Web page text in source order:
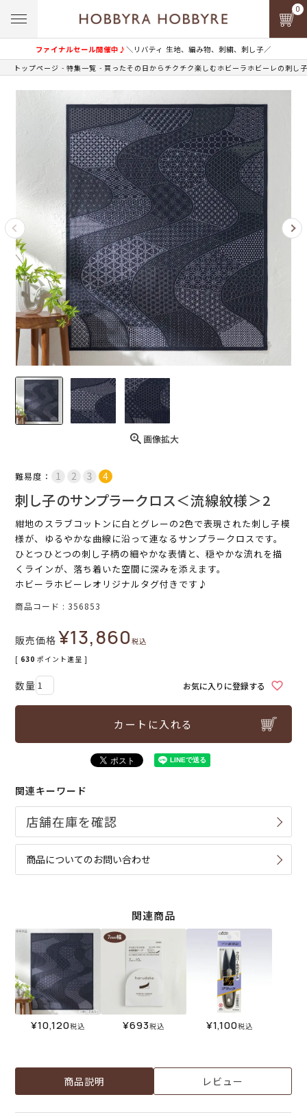
ファイナルセール開催中♪＼リバティ 生地、編み物、刺繍、刺し子／
0
トップページ 特集一覧 買ったその日からチクチク楽しむホビーラホビーレの刺し子
画像拡大
難易度：
刺し子のサンプラークロス＜流線紋様＞2
紺地のスラブコットンに白とグレーの2色で表現された刺し子模
様が、ゆるやかな曲線に沿って連なるサンプラークロスです。
ひとつひとつの刺し子柄の細やかな表情と、穏やかな流れを描
くラインが、落ち着いた空間に深みを添えます。
ホビーラホビーレオリジナルタグ付きです♪
商品コード 356853
販売価格 ¥13,860税込
[ 630 ポイント進呈 ]
お気に入りに登録する
カートに入れる
関連キーワード
商品についてのお問い合わせ
関連商品
¥10,120税込 ¥693税込 ¥1,100税込
商品説明 レビュー